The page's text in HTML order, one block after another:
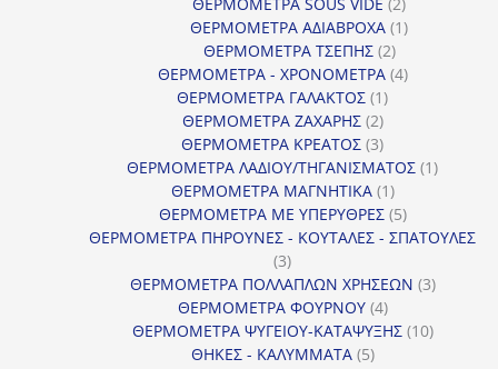
προϊόντα
ΘΕΡΜΟΜΕΤΡΑ ΑΔΙΑΒΡΟΧΑ 11
ΘΕΡΜΟΜΕΤΡΑ ΤΣΕΠΗΣ 22
προϊόντα
ΘΕΡΜΟΜΕΤΡΑ - ΧΡΟΝΟΜΕΤΡΑ 44
ΘΕΡΜΟΜΕΤΡΑ ΓΑΛΑΚΤΟΣ 11
προϊόν
ΘΕΡΜΟΜΕΤΡΑ ΖΑΧΑΡΗΣ 22
προϊόντα
ΘΕΡΜΟΜΕΤΡΑ ΚΡΕΑΤΟΣ 33
προϊόντα
ΘΕΡΜΟΜΕΤΡΑ ΛΑΔΙΟΥ/ΤΗΓΑΝΙΣΜΑΤΟΣ 11
ΘΕΡΜΟΜΕΤΡΑ ΜΑΓΝΗΤΙΚΑ 11
προϊόν
ΘΕΡΜΟΜΕΤΡΑ ΜΕ ΥΠΕΡΥΘΡΕΣ 55
προϊόντα
ΘΕΡΜΟΜΕΤΡΑ ΠΗΡΟΥΝΕΣ - ΚΟΥΤΑΛΕΣ - ΣΠΑΤΟΥΛΕΣ
33
προϊόντα
ΘΕΡΜΟΜΕΤΡΑ ΠΟΛΛΑΠΛΩΝ ΧΡΗΣΕΩΝ 33
ΘΕΡΜΟΜΕΤΡΑ ΦΟΥΡΝΟΥ 44
προϊόντα
ΘΕΡΜΟΜΕΤΡΑ ΨΥΓΕΙΟΥ-ΚΑΤΑΨΥΞΗΣ 1010
ΘΗΚΕΣ - ΚΑΛΥΜΜΑΤΑ 55